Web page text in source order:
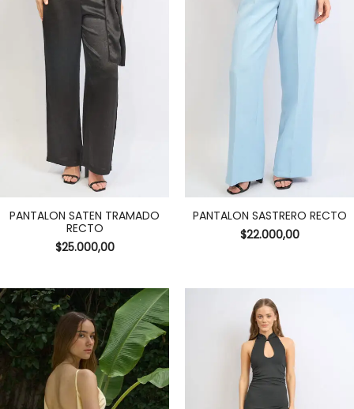
PANTALON SATEN TRAMADO
RECTO
$25.000,00
PANTALON SASTRERO RECTO
$22.000,00